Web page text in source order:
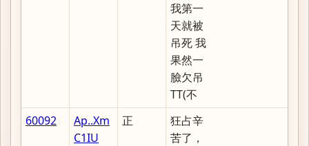
我第一
天就被
吊死 我
果然一
臉欠吊
TT(不
60092
Ap..Xm
C1IU
正
狂占辛
苦了，